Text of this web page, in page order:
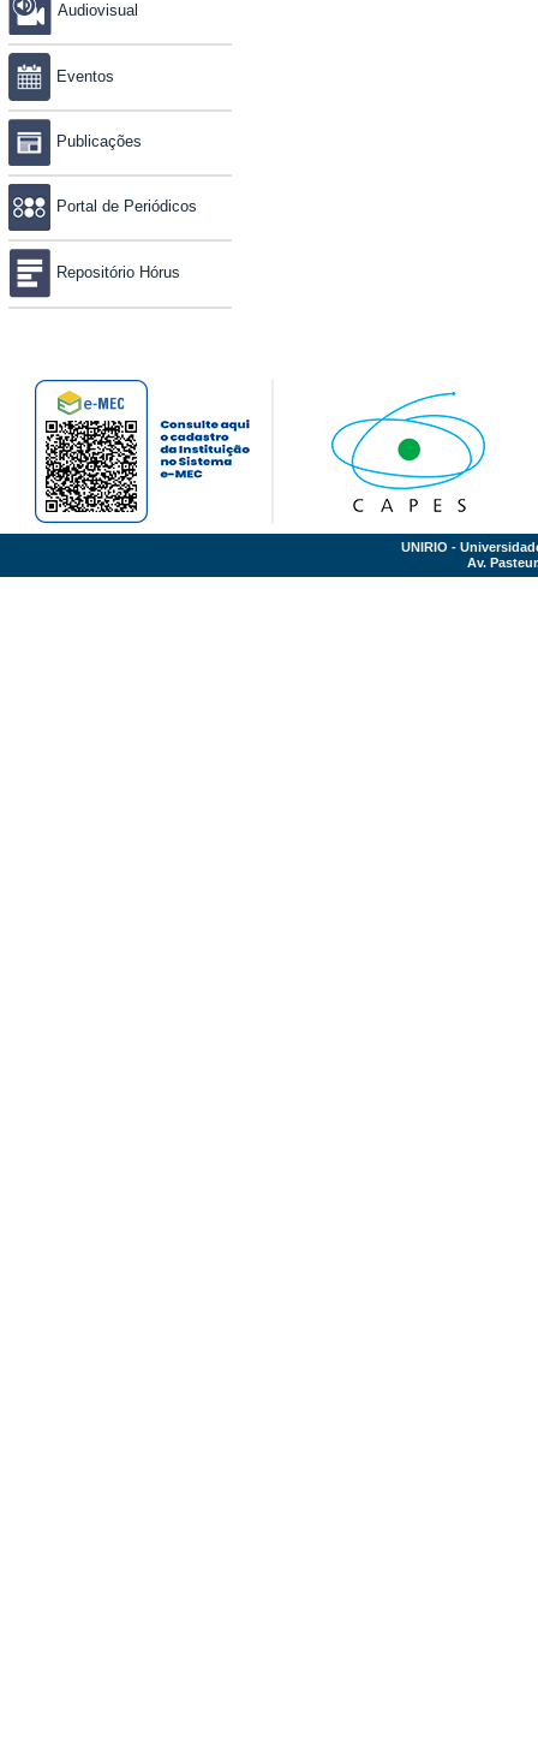
Audiovisual
Eventos
Publicações
Portal de Periódicos
Repositório Hórus
UNIRIO -
Av.